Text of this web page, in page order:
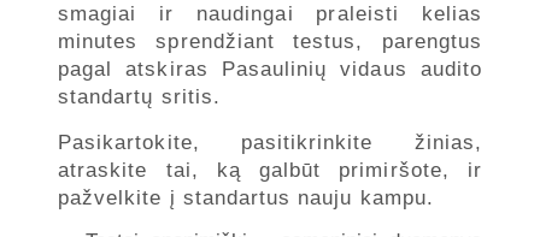
smagiai ir naudingai praleisti kelias
minutes sprendžiant testus, parengtus
pagal atskiras Pasaulinių vidaus audito
standartų sritis.
Pasikartokite, pasitikrinkite žinias,
atraskite tai, ką galbūt primiršote, ir
pažvelkite į standartus nauju kampu.